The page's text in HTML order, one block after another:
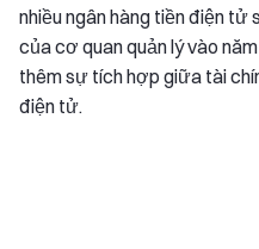
nhiều ngân hàng tiền điện
của cơ quan quản lý vào
thêm sự tích hợp giữa tài
điện tử.